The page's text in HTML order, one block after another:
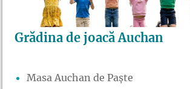
Grădina de joacă Auchan
Masa Auchan de Paște